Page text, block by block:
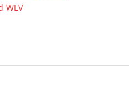
WLV